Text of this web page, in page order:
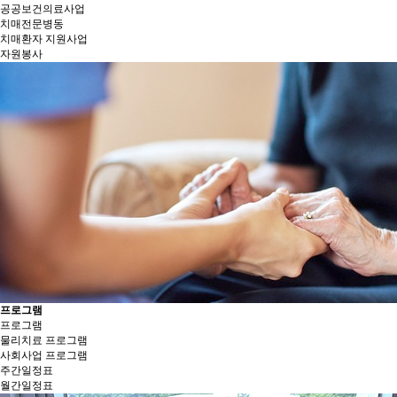
공공보건의료사업
치매전문병동
치매환자 지원사업
자원봉사
프로그램
프로그램
물리치료 프로그램
사회사업 프로그램
주간일정표
월간일정표